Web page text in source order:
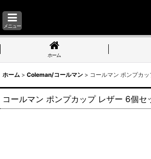
メニュー
ホーム
ホーム > Coleman/コールマン > コールマン ポンプカ
コールマン ポンプカップ レザー 6個